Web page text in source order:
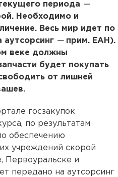
периода —
Необходимо и
Весь мир идет по
аутсорсинг —прим. ЕАН).
веке должны
будет покупать
от лишней
госзакупок
по результатам
обеспечению
учреждений скорой
Первоуральске и
передано на аутсорсинг